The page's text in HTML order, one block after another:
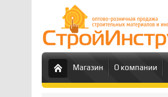
Магазин О компании